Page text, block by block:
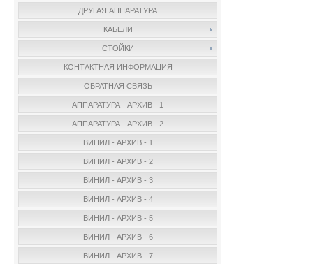
ДРУГАЯ АППАРАТУРА
КАБЕЛИ
СТОЙКИ
КОНТАКТНАЯ ИНФОРМАЦИЯ
ОБРАТНАЯ СВЯЗЬ
АППАРАТУРА - АРХИВ - 1
АППАРАТУРА - АРХИВ - 2
ВИНИЛ - АРХИВ - 1
ВИНИЛ - АРХИВ - 2
ВИНИЛ - АРХИВ - 3
ВИНИЛ - АРХИВ - 4
ВИНИЛ - АРХИВ - 5
ВИНИЛ - АРХИВ - 6
ВИНИЛ - АРХИВ - 7